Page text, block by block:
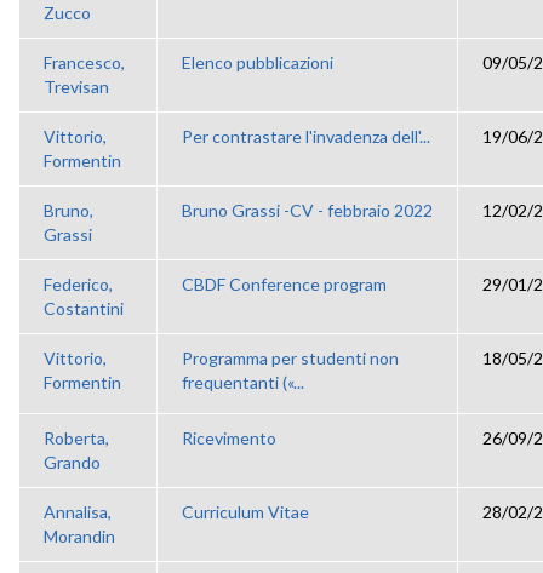
Zucco
Francesco,
Trevisan
Elenco pubblicazioni 09/05/
Vittorio,
Formentin
Per contrastare l'invadenza dell'... 19/06/
Bruno,
Grassi
Bruno Grassi -CV - febbraio 2022 12/02/
Federico,
Costantini
CBDF Conference program 29/01/
Vittorio,
Formentin
Programma per studenti non
frequentanti («...
18/05/
Roberta,
Grando
Ricevimento 26/09/
Annalisa,
Morandin
Curriculum Vitae 28/02/